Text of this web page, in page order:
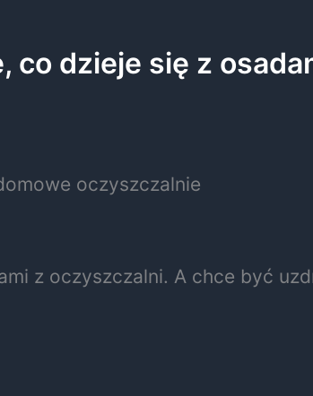
co dzieje się z
z oczyszczalni. A chce być